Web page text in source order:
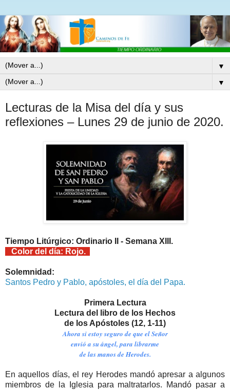
▼
▼
Lecturas de la Misa del día y sus
reflexiones – Lunes 29 de junio de 2020.
Tiempo Litúrgico: Ordinario II - Semana XIII.
Color del día: Rojo.
Solemnidad:
Santos Pedro y Pablo, apóstoles, el día del Papa.
Primera Lectura
Lectura del libro de los Hechos
de los Apóstoles (12, 1-11)
Ahora si estoy seguro de que el Señor
envió a su ángel, para librarme
de las manos de Herodes.
En aquellos días, el rey Herodes mandó apresar a algunos
miembros de la Iglesia para maltratarlos. Mandó pasar a